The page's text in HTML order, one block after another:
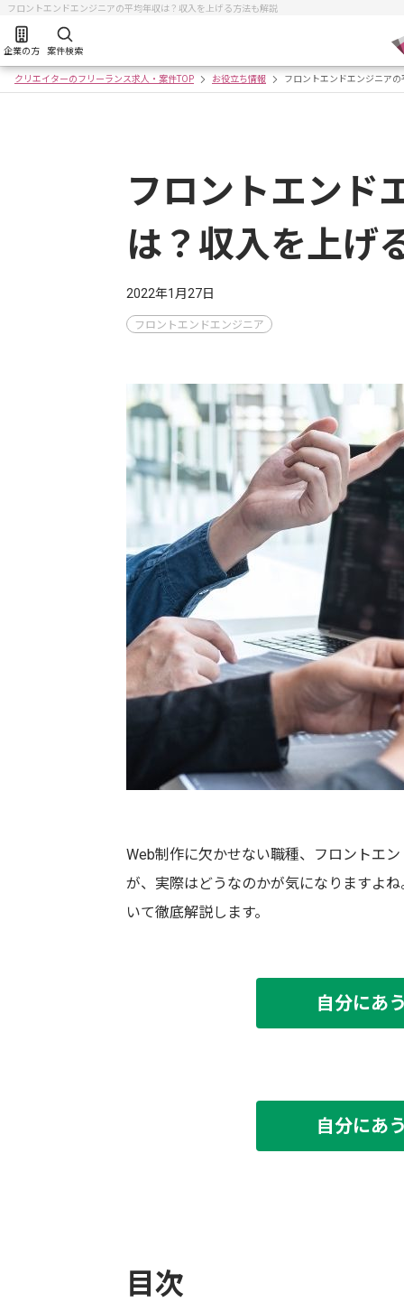
フロントエンドエンジニアの平均年収は？収入を上げる方法も解説
企業の方 案件検索
クリエイターのフリーランス求人・案件TOP お役立ち情報 フロントエンドエンジニア
フロントエンド
は？収入を上げ
2022年1月27日
フロントエンドエンジニア
Web制作に欠かせない職種、フロントエ
が、実際はどうなのかが気になりますよ
いて徹底解説します。
自分にあ
自分にあ
目次